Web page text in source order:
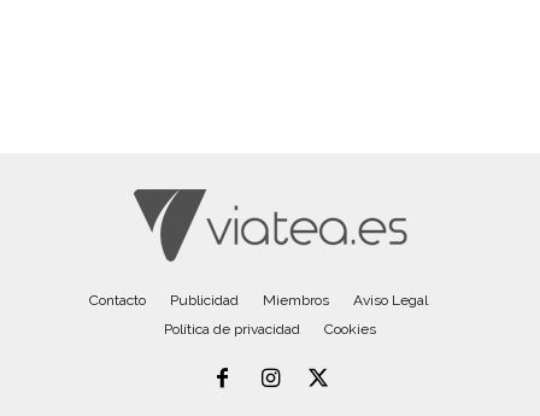
Contacto Publicidad Miembros
Aviso Legal
Política de privacidad
Cookies